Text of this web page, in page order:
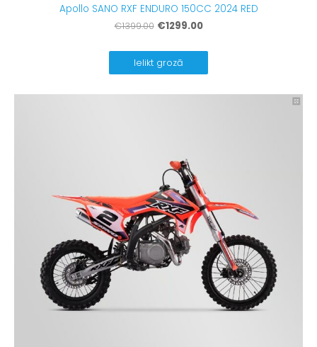
Apollo SANO RXF ENDURO 150CC 2024 RED
€1399.00 €1299.00
Ielikt grozā